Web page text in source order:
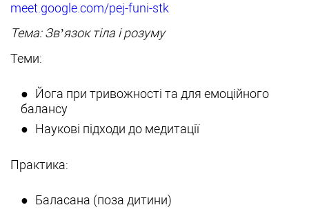
meet.google.com/pej-funi-stk
Тема: Зв’язок тіла і розуму
Теми:
Йога при тривожності та для емоційного
балансу
Наукові підходи до медитації
Практика:
Баласана (поза дитини)